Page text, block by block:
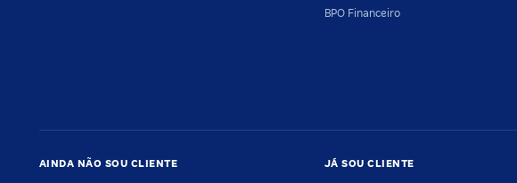
BPO Financeiro
AINDA NÃO SOU CLIENTE JÁ SOU CLIENTE